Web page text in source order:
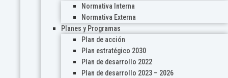
Normativa Interna
Normativa Externa
Planes y Programas
Plan de acción
Plan estratégico 2030
Plan de desarrollo 2022
Plan de desarrollo 2023 – 2026